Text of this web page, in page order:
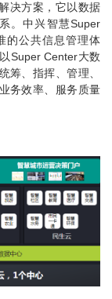
决方案，它以数据
。中兴智慧Super
的公共信息管理体
Super Center大数
筹、指挥、管理、
务效率、服务质量